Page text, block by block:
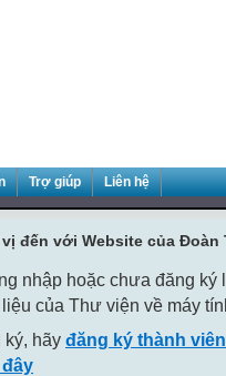
Trợ giúp Liên hệ
đến với Website của Đoàn
nhập hoặc chưa đăng ký
của Thư viện về máy
ký, hãy đăng ký thành